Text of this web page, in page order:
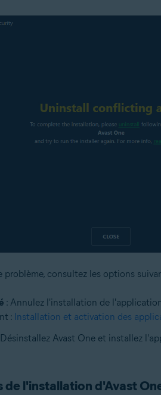
problème, consultez les options
: Annulez l'installation de
: Installation et activation des
Avast One et installez
de l'installation d'Avast